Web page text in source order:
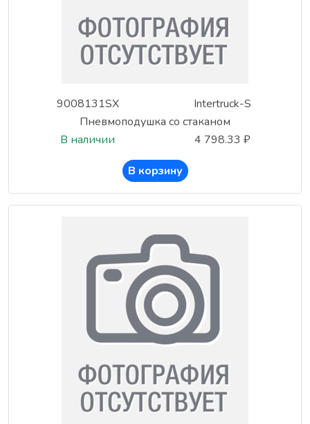
9008131SX
Intertruck-S
Пневмоподушка со стаканом
В наличии
4 798.33 ₽
В корзину